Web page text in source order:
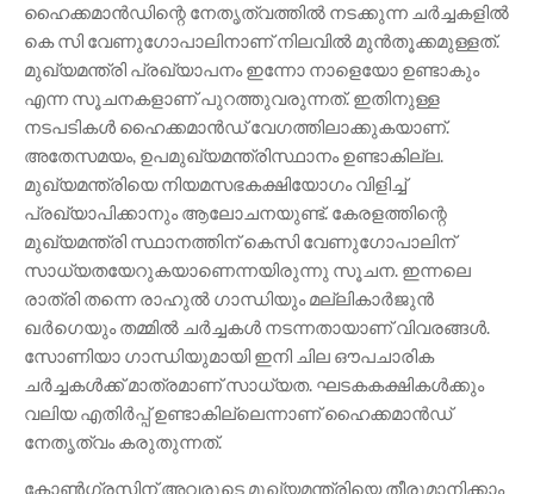
ഹൈക്കമാൻഡിന്റെ നേതൃത്വത്തിൽ നടക്കുന്ന ചർച്ചകളിൽ
കെ സി വേണുഗോപാലിനാണ് നിലവിൽ മുൻതൂക്കമുള്ളത്.
മുഖ്യമന്ത്രി പ്രഖ്യാപനം ഇന്നോ നാളെയോ ഉണ്ടാകും
എന്ന സൂചനകളാണ് പുറത്തുവരുന്നത്. ഇതിനുള്ള
നടപടികൾ ഹൈക്കമാൻഡ് വേഗത്തിലാക്കുകയാണ്.
അതേസമയം, ഉപമുഖ്യമന്ത്രിസ്ഥാനം ഉണ്ടാകില്ല.
മുഖ്യമന്ത്രിയെ നിയമസഭകക്ഷിയോഗം വിളിച്ച്
പ്രഖ്യാപിക്കാനും ആലോചനയുണ്ട്. കേരളത്തിന്റെ
മുഖ്യമന്ത്രി സ്ഥാനത്തിന് കെസി വേണുഗോപാലിന്
സാധ്യതയേറുകയാണെന്നയിരുന്നു സൂചന. ഇന്നലെ
രാത്രി തന്നെ രാഹുൽ ഗാന്ധിയും മല്ലികാർജുൻ
ഖർഗെയും തമ്മിൽ ചർച്ചകൾ നടന്നതായാണ് വിവരങ്ങൾ.
സോണിയാ ഗാന്ധിയുമായി ഇനി ചില ഔപചാരിക
ചർച്ചകൾക്ക് മാത്രമാണ് സാധ്യത. ഘടകകക്ഷികൾക്കും
വലിയ എതിർപ്പ് ഉണ്ടാകില്ലെന്നാണ് ഹൈക്കമാൻഡ്
നേതൃത്വം കരുതുന്നത്.
കോൺഗ്രസിന് അവരുടെ മുഖ്യമന്ത്രിയെ തീരുമാനിക്കാം